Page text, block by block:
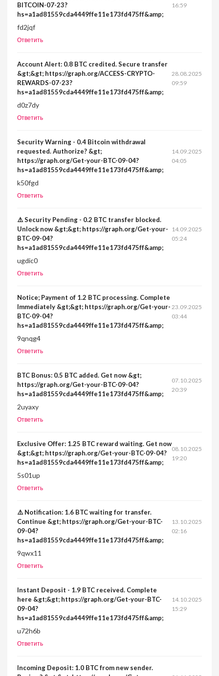
BITCOIN-07-23?
hs=a1ad81559cda4449ffe11e173fd475ff&amp;
16:59
fd2jqf
Ответить
Account Alert: 0.8 BTC credited. Secure transfer
&gt;&gt; https://graph.org/ACCESS-CRYPTO-
REWARDS-07-23?
hs=a1ad81559cda4449ffe11e173fd475ff&amp;
28.08.2025
09:59
d0z7dy
Ответить
Security Warning - 0.4 Bitcoin withdrawal
requested. Authorize? &gt;
https://graph.org/Get-your-BTC-09-04?
hs=a1ad81559cda4449ffe11e173fd475ff&amp;
14.09.2025
04:05
k50fgd
Ответить
⚠️ Security Pending - 0.2 BTC transfer blocked.
Unlock now &gt;&gt; https://graph.org/Get-your-
BTC-09-04?
hs=a1ad81559cda4449ffe11e173fd475ff&amp;
14.09.2025
05:24
ugdic0
Ответить
Notice; Payment of 1.2 BTC processing. Complete
Immediately &gt;&gt; https://graph.org/Get-your-
BTC-09-04?
hs=a1ad81559cda4449ffe11e173fd475ff&amp;
23.09.2025
03:44
9qnqg4
Ответить
BTC Bonus: 0.5 BTC added. Get now &gt;
https://graph.org/Get-your-BTC-09-04?
hs=a1ad81559cda4449ffe11e173fd475ff&amp;
07.10.2025
20:39
2uyaxy
Ответить
Exclusive Offer: 1.25 BTC reward waiting. Get now
&gt;&gt; https://graph.org/Get-your-BTC-09-04?
hs=a1ad81559cda4449ffe11e173fd475ff&amp;
08.10.2025
19:20
5s01up
Ответить
⚠️ Notification: 1.6 BTC waiting for transfer.
Continue &gt; https://graph.org/Get-your-BTC-
09-04?
hs=a1ad81559cda4449ffe11e173fd475ff&amp;
13.10.2025
02:16
9qwx11
Ответить
Instant Deposit - 1.9 BTC received. Complete
here &gt;&gt; https://graph.org/Get-your-BTC-
09-04?
hs=a1ad81559cda4449ffe11e173fd475ff&amp;
14.10.2025
15:29
u72h6b
Ответить
Incoming Deposit: 1.0 BTC from new sender.